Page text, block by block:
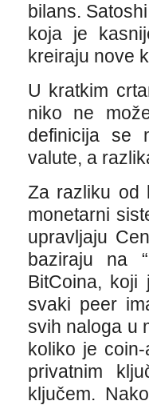
bilans.
koja je
kreiraju nove
U kratkim
niko ne
definicija se
valute, a
Za razliku od
monetarni
upravljaju
baziraju na
BitCoina,
svaki peer
svih naloga u
koliko je
privatnim
ključem.